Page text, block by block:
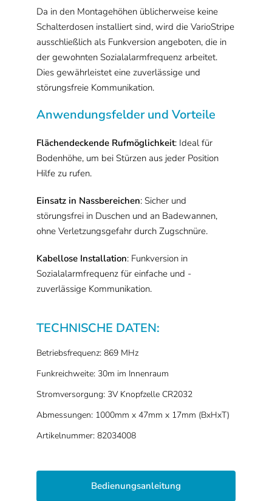
Da in den Montagehöhen üblicherweise keine
Schalterdosen installiert sind, wird die ­VarioStripe
ausschließlich als Funkversion angeboten, die in
der gewohnten Sozialalarmfrequenz arbeitet.
Dies gewährleistet eine zuverlässige und
störungsfreie Kommunikation.
Anwendungsfelder und Vorteile
Flächendeckende Rufmöglichkeit: Ideal für
Bodenhöhe, um bei Stürzen aus jeder Position
Hilfe zu rufen.
Einsatz in Nassbereichen: Sicher und
störungsfrei in Duschen und an Badewannen,
ohne Verletzungsgefahr durch Zugschnüre.
Kabellose Installation: Funkversion in
Sozialalarmfrequenz für einfache und ­
zuverlässige Kommunikation.
TECHNISCHE DATEN:
Betriebsfrequenz: 869 MHz
Funkreichweite: 30m im Innenraum
Stromversorgung: 3V Knopfzelle CR2032
Abmessungen: 1000mm x 47mm x 17mm (BxHxT)
Artikelnummer: 82034008
Bedienungsanleitung